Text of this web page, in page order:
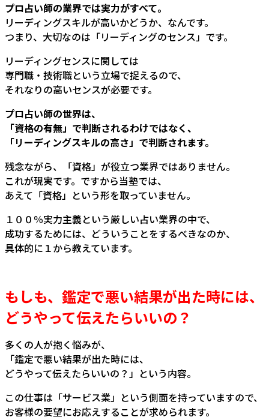
プロ占い師の業界では実力がすべて。
リーディングスキルが高いかどうか、なんです。
つまり、大切なのは「リーディングのセンス」です。
リーディングセンスに関しては
専門職・技術職という立場で捉えるので、
それなりの高いセンスが必要です。
プロ占い師の世界は、
「資格の有無」で判断されるわけではなく、
「リーディングスキルの高さ」で判断されます。
残念ながら、「資格」が役立つ業界ではありません。
これが現実です。ですから当塾では、
あえて「資格」という形を取っていません。
１００％実力主義という厳しい占い業界の中で、
成功するためには、どういうことをするべきなのか、
具体的に１から教えています。
もしも、鑑定で悪い結果が出た時には、
どうやって伝えたらいいの？
多くの人が抱く悩みが、
「鑑定で悪い結果が出た時には、
どうやって伝えたらいいの？」という内容。
この仕事は「サービス業」という側面を持っていますので、
お客様の要望にお応えすることが求められます。